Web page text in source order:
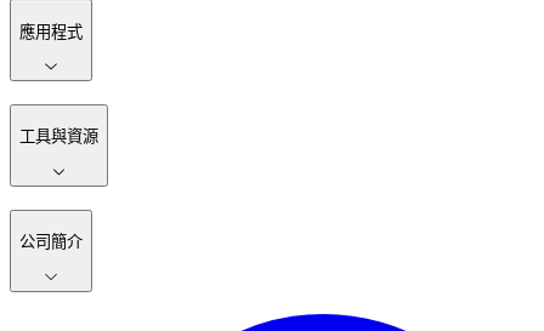
應用程式
工具與資源
公司簡介